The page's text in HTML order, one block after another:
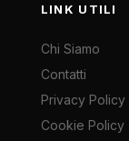
LINK UTILI
Chi Siamo
Contatti
Privacy Policy
Cookie Policy